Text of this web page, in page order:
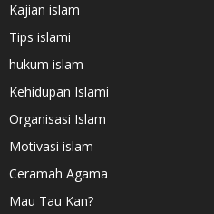
Kajian islam
Tips islami
hukum islam
Kehidupan Islami
Organisasi Islam
Motivasi islam
Ceramah Agama
Mau Tau Kan?